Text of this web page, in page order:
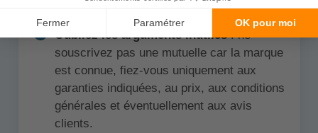
peut vous faire économiser entre 2 et 10%.
Oubliez les arguments inutiles: ne
souscrivez pas une mutuelle car la marque
est connue, fiez-vous uniquement aux
garanties indiquées, au prix, aux conditions
générales et éventuellement aux avis
clients.